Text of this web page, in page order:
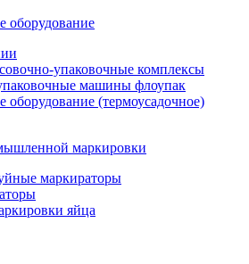
оборудование
упаковочные комплексы
машины флоупак
оборудование (термоусадочное)
маркировки
маркираторы
яйца